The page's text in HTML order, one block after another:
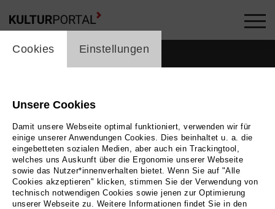
cookie_layer
Cookies Einstellungen
Unsere Cookies
Damit unsere Webseite optimal funktioniert, verwenden wir für
einige unserer Anwendungen Cookies. Dies beinhaltet u. a. die
eingebetteten sozialen Medien, aber auch ein Trackingtool,
welches uns Auskunft über die Ergonomie unserer Webseite
sowie das Nutzer*innenverhalten bietet. Wenn Sie auf "Alle
Cookies akzeptieren" klicken, stimmen Sie der Verwendung von
technisch notwendigen Cookies sowie jenen zur Optimierung
unserer Webseite zu. Weitere Informationen findet Sie in den